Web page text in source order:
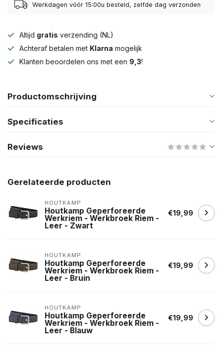
Werkdagen vóór 15:00u besteld, zelfde dag verzonden
Altijd gratis verzending (NL)
Achteraf betalen met Klarna mogelijk
Klanten beoordelen ons met een 9,3!
Productomschrijving
Specificaties
Reviews
Gerelateerde producten
HOUTKAMP
Houtkamp Geperforeerde
Werkriem - Werkbroek Riem -
Leer - Zwart
€19,99
HOUTKAMP
Houtkamp Geperforeerde
Werkriem - Werkbroek Riem -
Leer - Bruin
€19,99
HOUTKAMP
Houtkamp Geperforeerde
Werkriem - Werkbroek Riem -
Leer - Blauw
€19,99